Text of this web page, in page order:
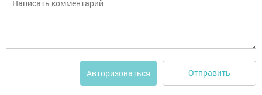
Авторизоваться Отправить